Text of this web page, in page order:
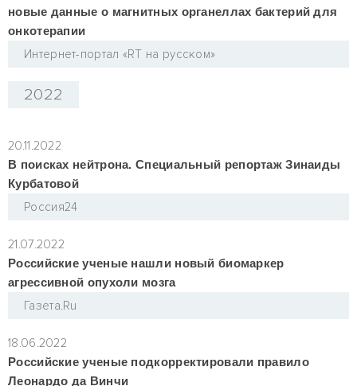
новые данные о магнитных органеллах бактерий для
онкотерапии
Интернет-портал «RT на русском»
2022
20.11.2022
В поисках нейтрона. Специальный репортаж Зинаиды
Курбатовой
Россия24
21.07.2022
Российские ученые нашли новый биомаркер
агрессивной опухоли мозга
Газета.Ru
18.06.2022
Российские ученые подкорректировали правило
Леонардо да Винчи